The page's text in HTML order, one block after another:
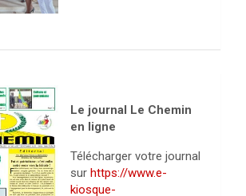
Le journal Le Chemin
en ligne
Télécharger votre journal
sur https://www.e-
kiosque-